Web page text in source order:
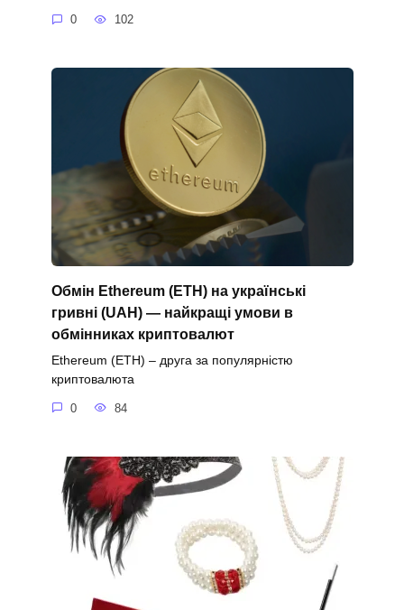
0 102
Обмін Ethereum (ETH) на українські
гривні (UAH) — найкращі умови в
обмінниках криптовалют
Ethereum (ETH) – друга за популярністю
криптовалюта
0 84